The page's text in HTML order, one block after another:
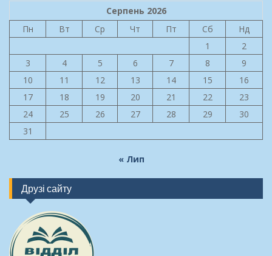
Серпень 2026
Пн
Вт Ср Чт Пт Сб
Нд
1
2
3
4 5 6 7 8
9
10
11 12 13 14 15
16
17
18 19 20 21 22
23
24
25 26 27 28 29
30
31
« Лип
Друзі сайту